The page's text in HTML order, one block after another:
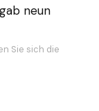
neun
Sie sich die